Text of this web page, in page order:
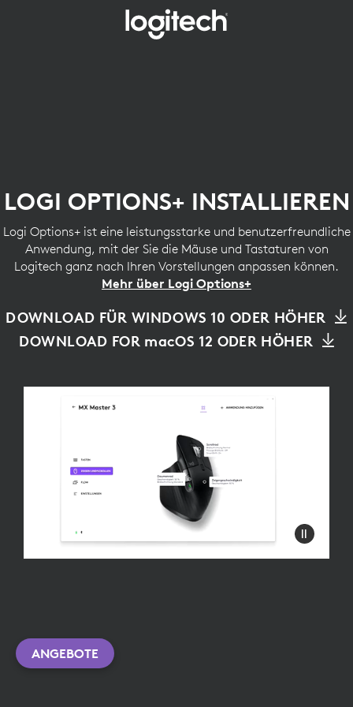
LOGI OPTIONS+ INSTALLIEREN
Logi Options+ ist eine leistungsstarke und benutzerfreundliche
Anwendung, mit der Sie die Mäuse und Tastaturen von
Logitech ganz nach Ihren Vorstellungen anpassen können.
Mehr über Logi Options+
DOWNLOAD FÜR WINDOWS 10 ODER HÖHER
DOWNLOAD FOR macOS 12 ODER HÖHER
ANGEBOTE